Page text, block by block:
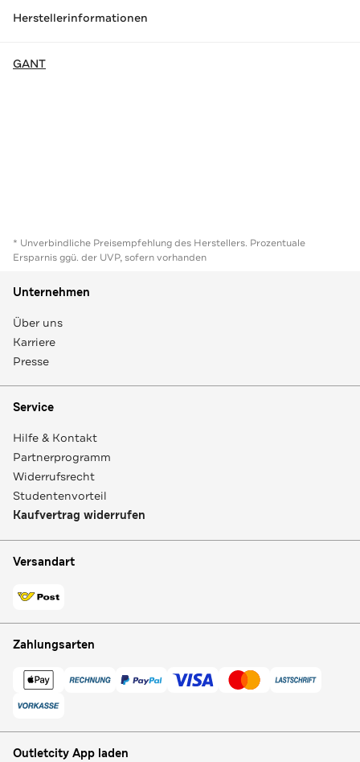
Herstellerinformationen
GANT
* Unverbindliche Preisempfehlung des Herstellers. Prozentuale
Ersparnis ggü. der UVP, sofern vorhanden
Unternehmen
Über uns
Karriere
Presse
Service
Hilfe & Kontakt
Partnerprogramm
Widerrufsrecht
Studentenvorteil
Kaufvertrag widerrufen
Versandart
Zahlungsarten
Outletcity App laden